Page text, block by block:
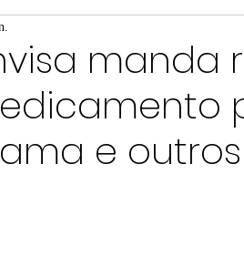
Versões
21 Coluna: SindJori
manda
e